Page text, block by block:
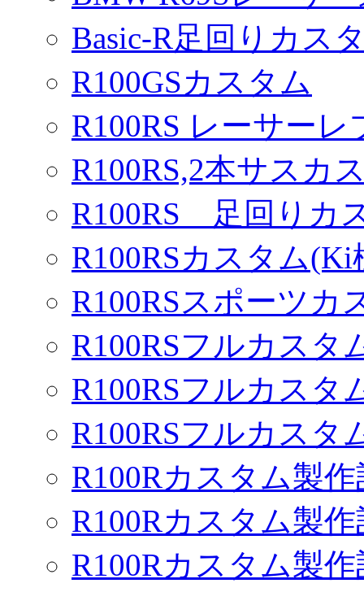
Basic-R足回りカス
R100GSカスタム
R100RS レーサー
R100RS,2本サスカ
R100RS 足回りカ
R100RSカスタム(Ki
R100RSスポーツカ
R100RSフルカスタ
R100RSフルカスタ
R100RSフルカスタ
R100Rカスタム製作
R100Rカスタム製作
R100Rカスタム製作